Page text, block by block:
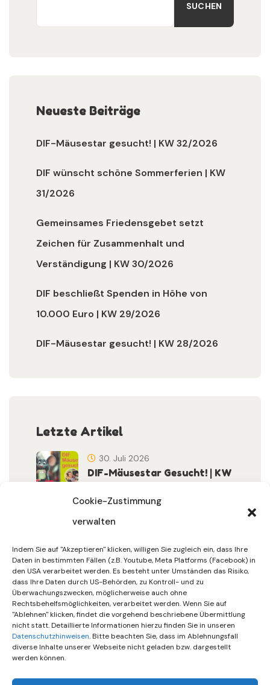
Cookie-Zustimmung
verwalten
Indem Sie auf "Akzeptieren" klicken, willigen Sie zugleich ein, dass Ihre
Daten in bestimmten Fällen (z.B. Youtube, Meta Platforms (Facebook) in
den USA verarbeitet werden. Es besteht unter Umständen das Risiko,
dass Ihre Daten durch US-Behörden, zu Kontroll- und zu
Überwachungszwecken, möglicherweise auch ohne
Rechtsbehelfsmöglichkeiten, verarbeitet werden. Wenn Sie auf
"Ablehnen" klicken, findet die vorgehend beschriebene Übermittlung
nicht statt. Detaillierte Informationen hierzu finden Sie in unseren
Datenschutzhinweisen. Bitte beachten Sie, dass im Ablehnungsfall
diverse Inhalte unserer Webseite nicht geladen bzw. dargestellt
werden können.
SUCHEN
Neueste Beiträge
DIF-Mäusestar gesucht! | KW 32/2026
DIF wünscht schöne Sommerferien | KW
31/2026
Gemeinsames Friedensgebet setzt
Zeichen für Zusammenhalt und
Verständigung | KW 30/2026
DIF beschließt Spenden in Höhe von
10.000 Euro | KW 29/2026
DIF-Mäusestar gesucht! | KW 28/2026
Letzte Artikel
DIF-Mäusestar Gesucht! | KW
30. Juli 2026
Sommerferien | KW 31/…
30. Juli 2026
Gemeinsames Friedensgebet
Setzt Zeichen …
15. Juli 2026